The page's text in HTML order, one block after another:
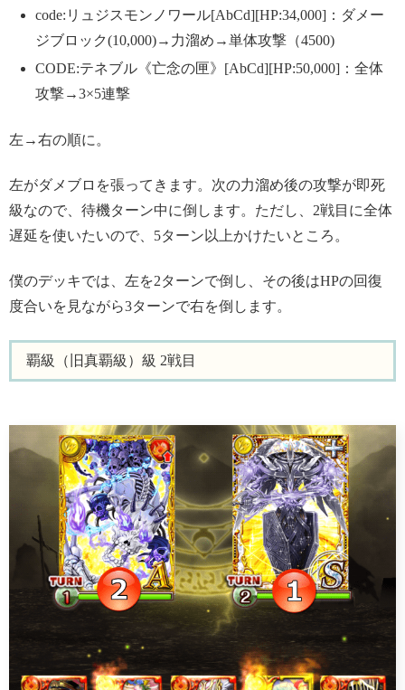
code:リュジスモンノワール[AbCd][HP:34,000]：ダメー
ジブロック(10,000)→力溜め→単体攻撃（4500)
CODE:テネブル《亡念の匣》[AbCd][HP:50,000]：全体
攻撃→3×5連撃
左→右の順に。
左がダメブロを張ってきます。次の力溜め後の攻撃が即死
級なので、待機ターン中に倒します。ただし、2戦目に全体
遅延を使いたいので、5ターン以上かけたいところ。
僕のデッキでは、左を2ターンで倒し、その後はHPの回復
度合いを見ながら3ターンで右を倒します。
覇級（旧真覇級）級 2戦目